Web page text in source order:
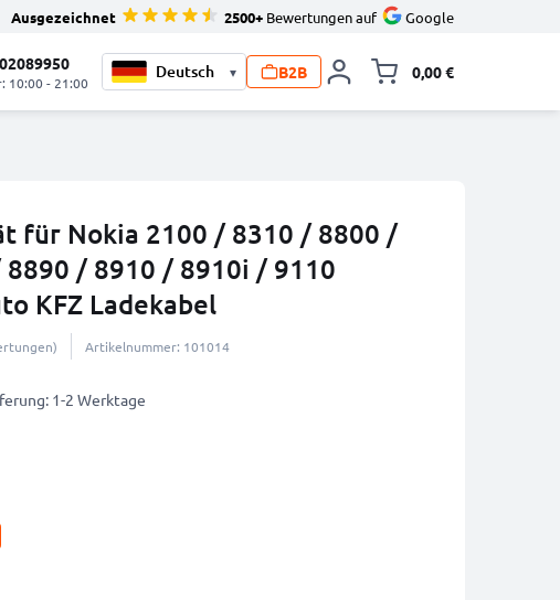
Ausgezeichnet 2500+ Bewertungen auf Google
10:00 - 21:00
▾ B2B 0,00 €
für Nokia 2100 / 8310 / 8800 /
/ 8910 / 8910i / 9110
KFZ Ladekabel
Artikelnummer: 101014
1-2 Werktage